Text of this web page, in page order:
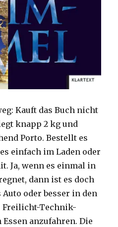
Kauft das Buch nicht
knapp 2 kg und
Porto. Bestellt es
einfach im Laden oder
Ja, wenn es einmal in
dann ist es doch
oder besser in den
Freilicht-Technik-
anzufahren. Die